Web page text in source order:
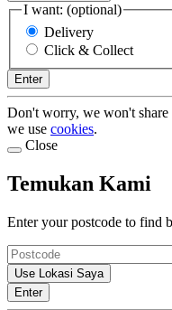
I want: (optional)
Delivery
Click & Collect
Enter
Don't worry, we won't
we use cookies.
Close
Temukan Kami
Enter your postcode to find
Use Lokasi Saya
Enter